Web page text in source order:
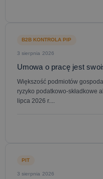
B2B KONTROLA PIP
3 sierpnia 2026
Umowa o pracę jest
Większość podmiotów
ryzyko podatkowo-składkowe
lipca 2026 r....
PIT
3 sierpnia 2026